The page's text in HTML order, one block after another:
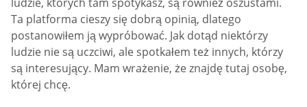
Ta platforma cieszy się dobrą opinią, dlatego
postanowiłem ją wypróbować. Jak dotąd niektórzy
ludzie nie są uczciwi, ale spotkałem też innych, którzy
są interesujący. Mam wrażenie, że znajdę tutaj osobę,
której chcę.